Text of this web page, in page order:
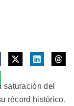
saturación del
récord histórico.